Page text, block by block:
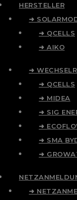
HERSTELLER
➜
➜ QCELLS
➜ AIKO
➜
➜ QCELLS
➜ MIDEA
➜ SIG
➜
➜ SMA
➜
➜